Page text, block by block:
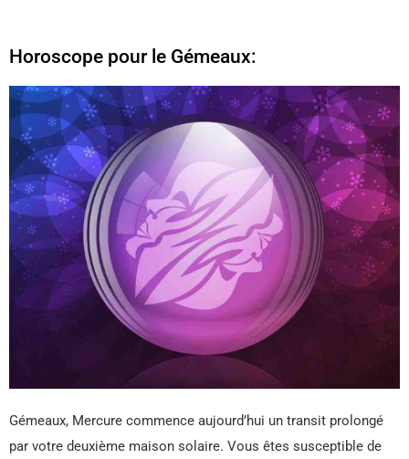
Horoscope pour le Gémeaux:
Gémeaux, Mercure commence aujourd’hui un transit prolongé
par votre deuxième maison solaire. Vous êtes susceptible de